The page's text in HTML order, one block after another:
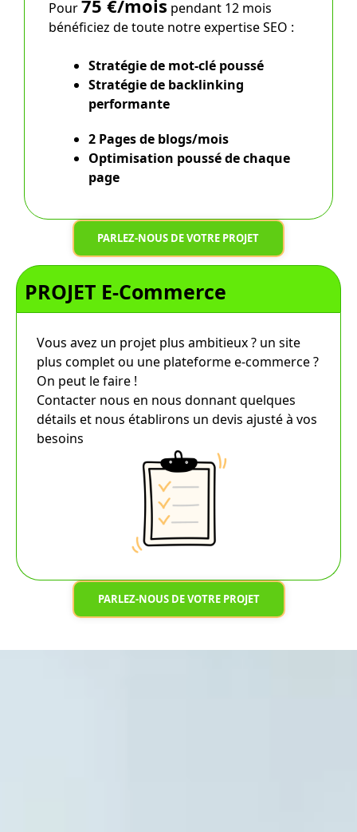
Pour75 €/mois pendant 12 mois
bénéficiez de toute notre expertise SEO :
Stratégie de mot-clé poussé
Stratégie de backlinking
performante
2 Pages de blogs/mois
Optimisation pousséde chaque
page
PARLEZ-NOUS DE VOTRE PROJET
PROJET E-Commerce
Vous avez un projet plus ambitieux ? un site
plus complet ou une plateforme e-commerce ?
On peut le faire !
Contacter nous en nous donnant quelques
détails et nous établirons un devis ajusté à vos
besoins
PARLEZ-NOUS DE VOTRE PROJET